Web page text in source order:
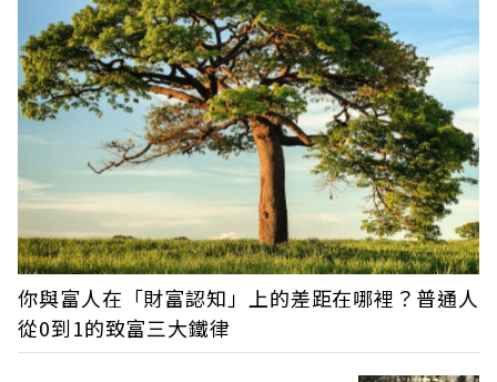
你與富人在「財富認知」上的差距在哪裡？普通人
從0到1的致富三大鐵律